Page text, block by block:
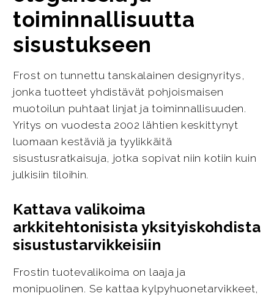
toiminnallisuutta
sisustukseen
Frost on tunnettu tanskalainen designyritys,
jonka tuotteet yhdistävät pohjoismaisen
muotoilun puhtaat linjat ja toiminnallisuuden.
Yritys on vuodesta 2002 lähtien keskittynyt
luomaan kestäviä ja tyylikkäitä
sisustusratkaisuja, jotka sopivat niin kotiin kuin
julkisiin tiloihin.
Kattava valikoima
arkkitehtonisista yksityiskohdista
sisustustarvikkeisiin
Frostin tuotevalikoima on laaja ja
monipuolinen. Se kattaa kylpyhuonetarvikkeet,